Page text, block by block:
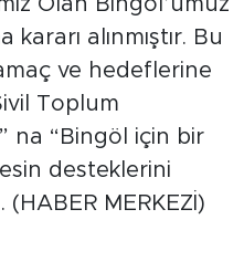
alınmıştır. Bu
ve hedeflerine
Toplum
na “Bingöl için bir
desteklerini
MERKEZİ)